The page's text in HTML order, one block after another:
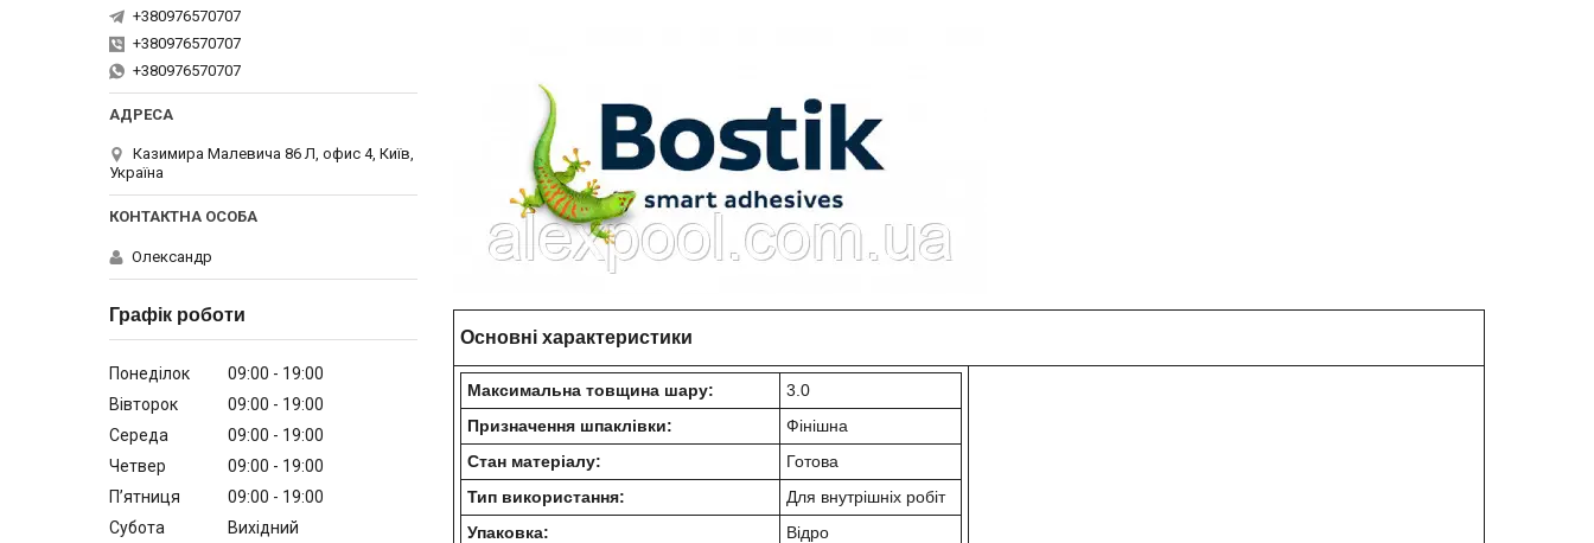
Основні характеристики
Максимальна товщина шару:
3.0
Призначення шпаклівки:
Фінішна
Стан матеріалу:
Готова
Тип використання:
Для внутрішніх робіт
Упаковка:
Відро
+380976570707
+380976570707
+380976570707
Казимира Малевича 86 Л, офис 4, Київ,
Україна
Олександр
Графік роботи
Понеділок 09:00
19:00
Вівторок
09:00
19:00
Середа
09:00
19:00
Четвер
09:00
19:00
Пʼятниця
09:00
19:00
Субота
Вихідний